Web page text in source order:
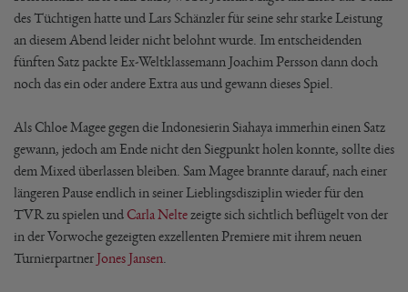
des Tüchtigen hatte und Lars Schänzler für seine sehr starke Leistung
an diesem Abend leider nicht belohnt wurde. Im entscheidenden
fünften Satz packte Ex-Weltklassemann Joachim Persson dann doch
noch das ein oder andere Extra aus und gewann dieses Spiel.
Als Chloe Magee gegen die Indonesierin Siahaya immerhin einen Satz
gewann, jedoch am Ende nicht den Siegpunkt holen konnte, sollte dies
dem Mixed überlassen bleiben. Sam Magee brannte darauf, nach einer
längeren Pause endlich in seiner Lieblingsdisziplin wieder für den
TVR zu spielen undCarla Neltezeigte sich sichtlich beflügelt von der
in der Vorwoche gezeigten exzellenten Premiere mit ihrem neuen
Turnierpartner Jones Jansen